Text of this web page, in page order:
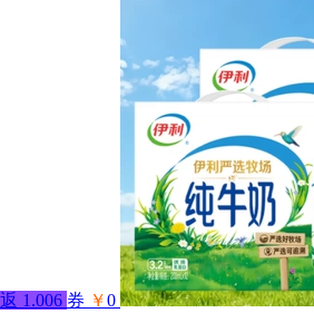
返 1.006 券 ￥0